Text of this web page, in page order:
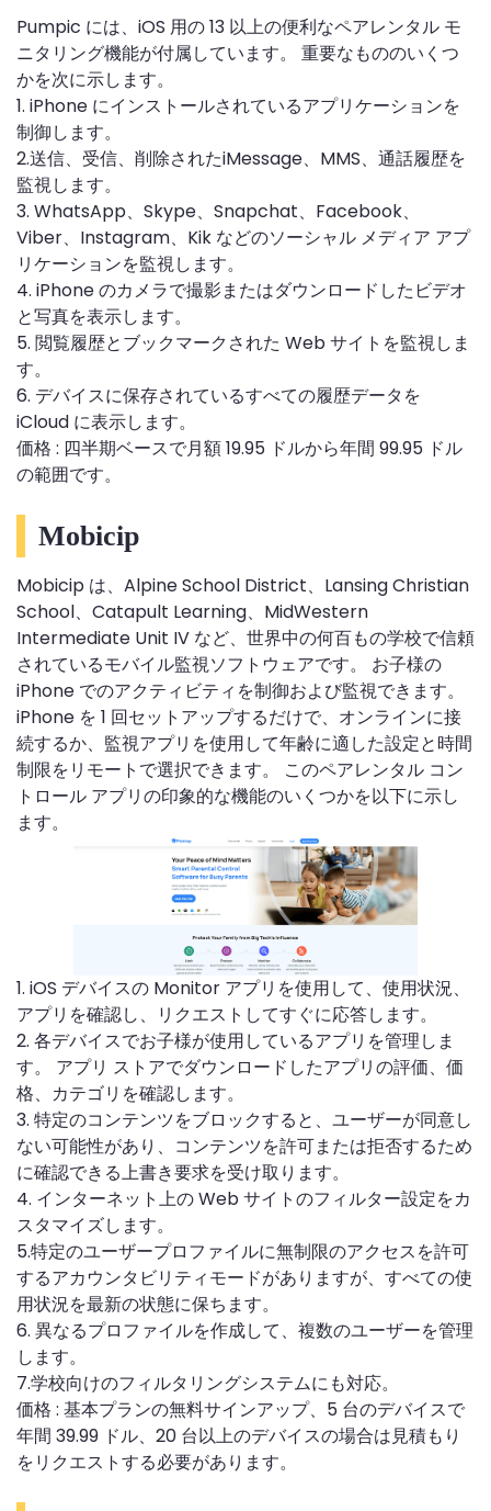
Pumpic には、iOS 用の 13 以上の便利なペアレンタル モ
ニタリング機能が付属しています。 重要なもののいくつ
かを次に示します。
1. iPhone にインストールされているアプリケーションを
制御します。
2.送信、受信、削除されたiMessage、MMS、通話履歴を
監視します。
3. WhatsApp、Skype、Snapchat、Facebook、
Viber、Instagram、Kik などのソーシャル メディア アプ
リケーションを監視します。
4. iPhone のカメラで撮影またはダウンロードしたビデオ
と写真を表示します。
5. 閲覧履歴とブックマークされた Web サイトを監視しま
す。
6. デバイスに保存されているすべての履歴データを
iCloud に表示します。
価格 : 四半期ベースで月額 19.95 ドルから年間 99.95 ドル
の範囲です。
Mobicip
Mobicip は、Alpine School District、Lansing Christian
School、Catapult Learning、MidWestern
Intermediate Unit IV など、世界中の何百もの学校で信頼
されているモバイル監視ソフトウェアです。 お子様の
iPhone でのアクティビティを制御および監視できます。
iPhone を 1 回セットアップするだけで、オンラインに接
続するか、監視アプリを使用して年齢に適した設定と時間
制限をリモートで選択できます。 このペアレンタル コン
トロール アプリの印象的な機能のいくつかを以下に示し
ます。
1. iOS デバイスの Monitor アプリを使用して、使用状況、
アプリを確認し、リクエストしてすぐに応答します。
2. 各デバイスでお子様が使用しているアプリを管理しま
す。 アプリ ストアでダウンロードしたアプリの評価、価
格、カテゴリを確認します。
3. 特定のコンテンツをブロックすると、ユーザーが同意し
ない可能性があり、コンテンツを許可または拒否するため
に確認できる上書き要求を受け取ります。
4. インターネット上の Web サイトのフィルター設定をカ
スタマイズします。
5.特定のユーザープロファイルに無制限のアクセスを許可
するアカウンタビリティモードがありますが、すべての使
用状況を最新の状態に保ちます。
6. 異なるプロファイルを作成して、複数のユーザーを管理
します。
7.学校向けのフィルタリングシステムにも対応。
価格 : 基本プランの無料サインアップ、5 台のデバイスで
年間 39.99 ドル、20 台以上のデバイスの場合は見積もり
をリクエストする必要があります。